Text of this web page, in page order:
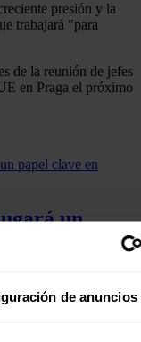
de anuncios
presión y la
trabajará "para
de la reunión de jefes
en Praga el próximo
un